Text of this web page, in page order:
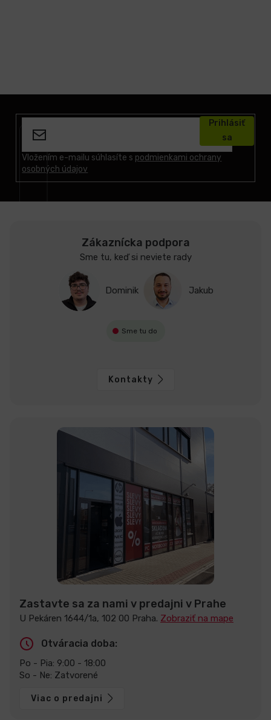
Vložením e-mailu súhlasíte s podmienkami ochrany
osobných údajov
Prihlásiť
sa
Zákaznícka podpora
Sme tu, keď si neviete rady
Dominik Jakub
Sme tu do
Kontakty
Zastavte sa za nami v predajni v Prahe
U Pekáren 1644/1a, 102 00 Praha. Zobraziť na mape
Otváracia doba:
Po - Pia: 9:00 - 18:00
So - Ne: Zatvorené
Viac o predajni